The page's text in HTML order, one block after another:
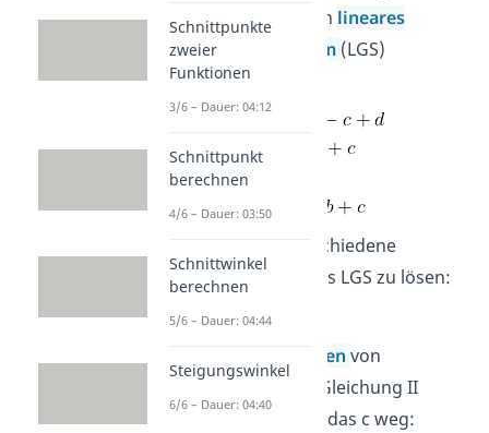
kannst du jetzt ein lineares
Gleichungssystem (LGS)
aufstellen.
Du hast nun verschiedene
Methoden, um das LGS zu lösen:
Wenn du mit dem
Additionsverfahrenvon
Gleichung IV die Gleichung II
subtrahierst, fällt das c weg:
Schnittpunkte
zweier
Funktionen
3/6 – Dauer: 04:12
Schnittpunkt
berechnen
4/6 – Dauer: 03:50
Schnittwinkel
berechnen
5/6 – Dauer: 04:44
Steigungswinkel
6/6 – Dauer: 04:40